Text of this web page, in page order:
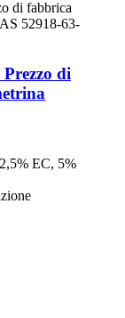
di
EC, 5%